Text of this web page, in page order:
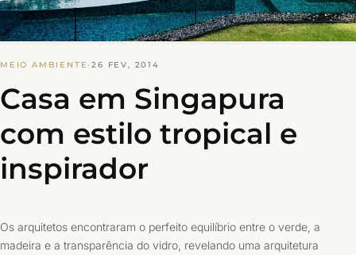
MEIO AMBIENTE·26 FEV, 2014
Casa em Singapura
com estilo tropical e
inspirador
Os arquitetos encontraram o perfeito equilíbrio entre o verde, a
madeira e a transparência do vidro, revelando uma arquitetura